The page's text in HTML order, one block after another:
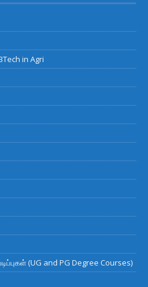
in Agri
(UG and PG Degree Courses)